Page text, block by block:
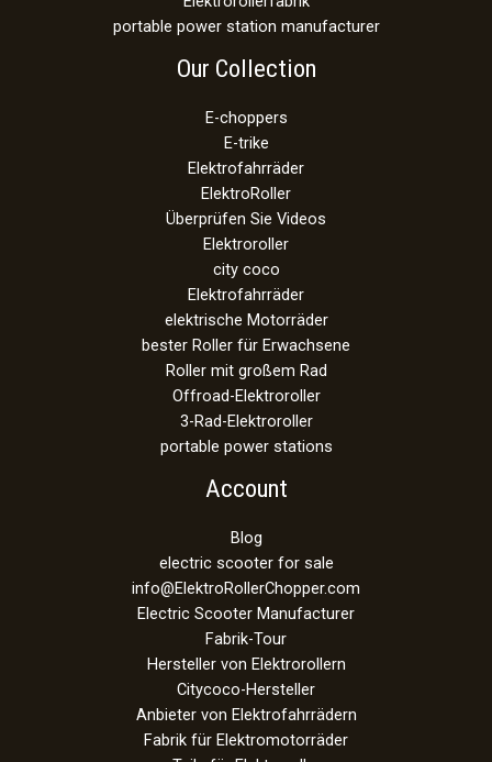
portable power station manufacturer
Our Collection
E-choppers
E-trike
Elektrofahrräder
ElektroRoller
Überprüfen Sie Videos
Elektroroller
city coco
Elektrofahrräder
elektrische Motorräder
bester Roller für Erwachsene
Roller mit großem Rad
Offroad-Elektroroller
3-Rad-Elektroroller
portable power stations
Account
Blog
electric scooter for sale
info@ElektroRollerChopper.com
Electric Scooter Manufacturer
Fabrik-Tour
Hersteller von Elektrorollern
Citycoco-Hersteller
Anbieter von Elektrofahrrädern
Fabrik für Elektromotorräder